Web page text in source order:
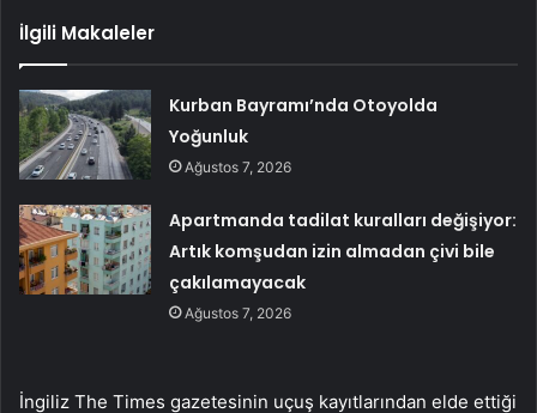
İlgili Makaleler
Kurban Bayramı’nda Otoyolda
Yoğunluk
Ağustos 7, 2026
Apartmanda tadilat kuralları değişiyor:
Artık komşudan izin almadan çivi bile
çakılamayacak
Ağustos 7, 2026
İngiliz The Times gazetesinin uçuş kayıtlarından elde ettiği